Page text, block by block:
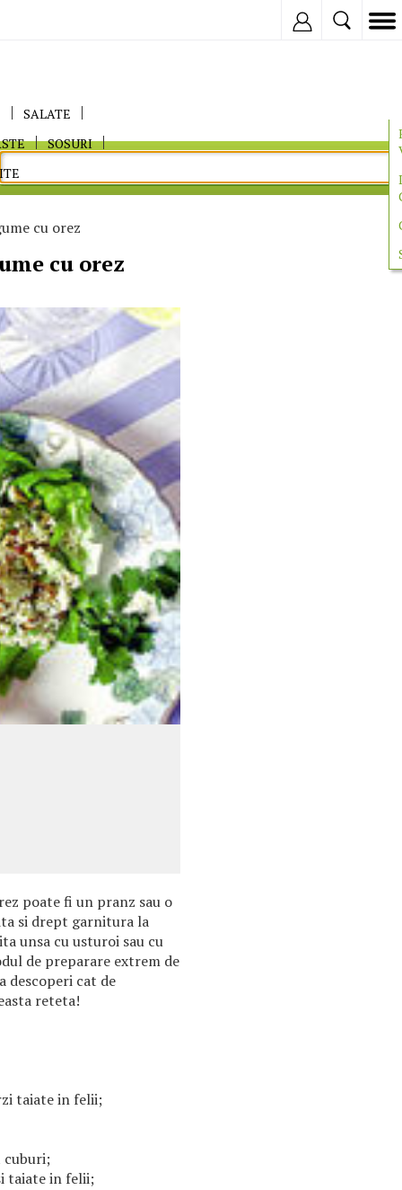
SALATE
SOSURI
cu orez
cu orez
poate fi un pranz sau o
si drept garnitura la
unsa cu usturoi sau cu
de preparare extrem de
descoperi cat de
reteta!
taiate in felii;
cuburi;
taiate in felii;